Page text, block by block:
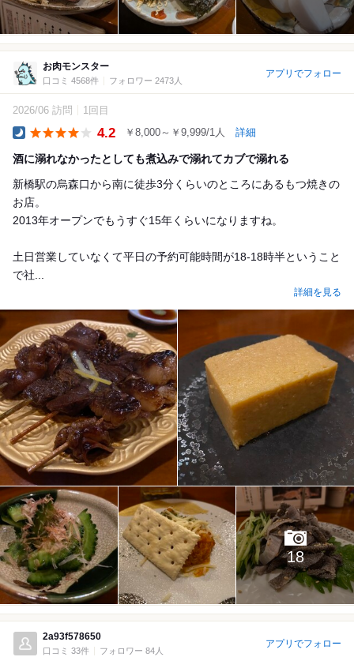
お肉モンスター
口コミ 4568件 フォロワー 2473人
アプリでフォロー
2026/06 訪問 1回目
4.2 ￥8,000～￥9,999/1人 詳細
酒に溺れなかったとしても煮込みで溺れてカブで溺れる
新橋駅の烏森口から南に徒歩3分くらいのところにあるもつ焼きの
お店。
2013年オープンでもうすぐ15年くらいになりますね。
土日営業していなくて平日の予約可能時間が18-18時半ということ
で社...
詳細を見る
18
2a93f578650
口コミ 33件 フォロワー 84人
アプリでフォロー